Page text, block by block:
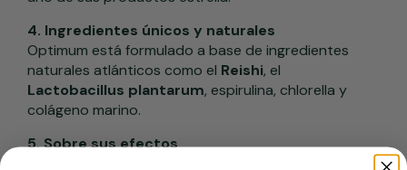
4. Ingredientes únicos y naturales
Optimum está formulado a base de ingredientes
naturales atlánticos como el Reishi, el
Lactobacillus plantarum, espirulina, chlorella y
colágeno marino.
5. Sobre sus efectos